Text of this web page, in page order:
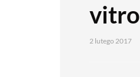
vitro
2 lutego 2017